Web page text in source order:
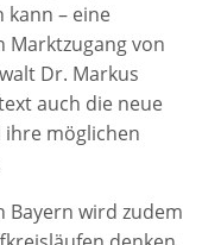
kann – eine
Marktzugang von
Dr. Markus
auch die neue
möglichen
Bayern wird zudem